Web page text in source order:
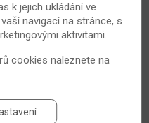
prozradit nehty!
k jejich ukládání ve
navigací na stránce, s
aktivitami.
cookies naleznete na